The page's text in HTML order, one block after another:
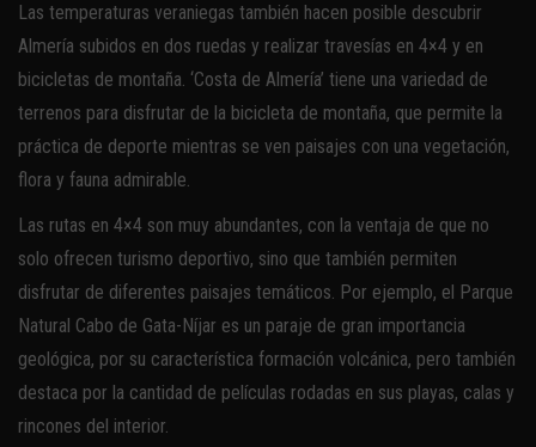
Las temperaturas veraniegas también hacen posible descubrir
Almería subidos en dos ruedas y realizar travesías en 4×4 y en
bicicletas de montaña. ‘Costa de Almería’ tiene una variedad de
terrenos para disfrutar de la bicicleta de montaña, que permite la
práctica de deporte mientras se ven paisajes con una vegetación,
flora y fauna admirable.
Las rutas en 4×4 son muy abundantes, con la ventaja de que no
solo ofrecen turismo deportivo, sino que también permiten
disfrutar de diferentes paisajes temáticos. Por ejemplo, el Parque
Natural Cabo de Gata-Níjar es un paraje de gran importancia
geológica, por su característica formación volcánica, pero también
destaca por la cantidad de películas rodadas en sus playas, calas y
rincones del interior.